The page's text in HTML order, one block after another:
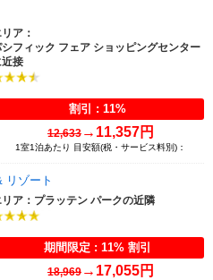
ア：
フィック フェア ショッピングセンター
近接
割引 : 11%
12,633→ 11,357円
1室1泊あたり 目安額(税・サービス料別)：
リゾート
ア： プラッテン パークの近隣
期間限定 : 11% 割引
18,969→ 17,055円